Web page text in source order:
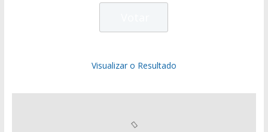
Visualizar o Resultado